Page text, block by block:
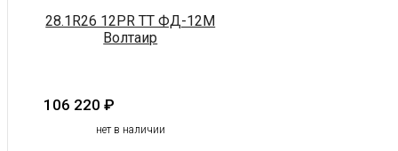
28.1R26 12PR TT ФД-12М
Волтаир
106 220 ₽
нет в наличии